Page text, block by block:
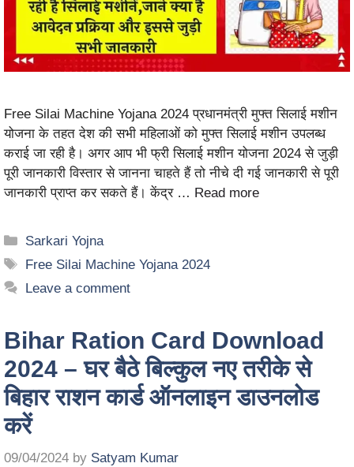
Free Silai Machine Yojana 2024 प्रधानमंत्री मुफ्त सिलाई मशीन
योजना के तहत देश की सभी महिलाओं को मुफ्त सिलाई मशीन उपलब्ध
कराई जा रही है। अगर आप भी फ्री सिलाई मशीन योजना 2024 से जुड़ी
पूरी जानकारी विस्तार से जानना चाहते हैं तो नीचे दी गई जानकारी से पूरी
जानकारी प्राप्त कर सकते हैं। केंद्र … Read more
Sarkari Yojna
Free Silai Machine Yojana 2024
Leave a comment
Bihar Ration Card Download
2024 – घर बैठे बिल्कुल नए तरीके से
बिहार राशन कार्ड ऑनलाइन डाउनलोड
करें
09/04/2024 by Satyam Kumar